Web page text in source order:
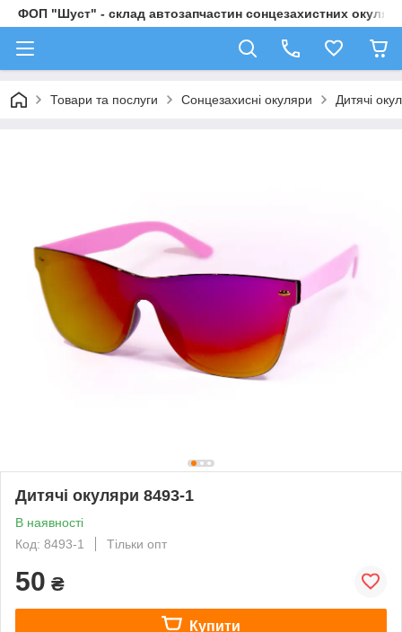
ФОП "Шуст" - склад автозапчастин сонцезахистних
Товари та послуги Сонцезахисні окуляри Дитячі
Дитячі окуляри 8493-1
В наявності
Код: 8493-1
Тільки опт
50 ₴
Купити